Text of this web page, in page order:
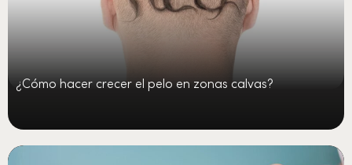
¿Cómo hacer crecer el pelo en zonas calvas?